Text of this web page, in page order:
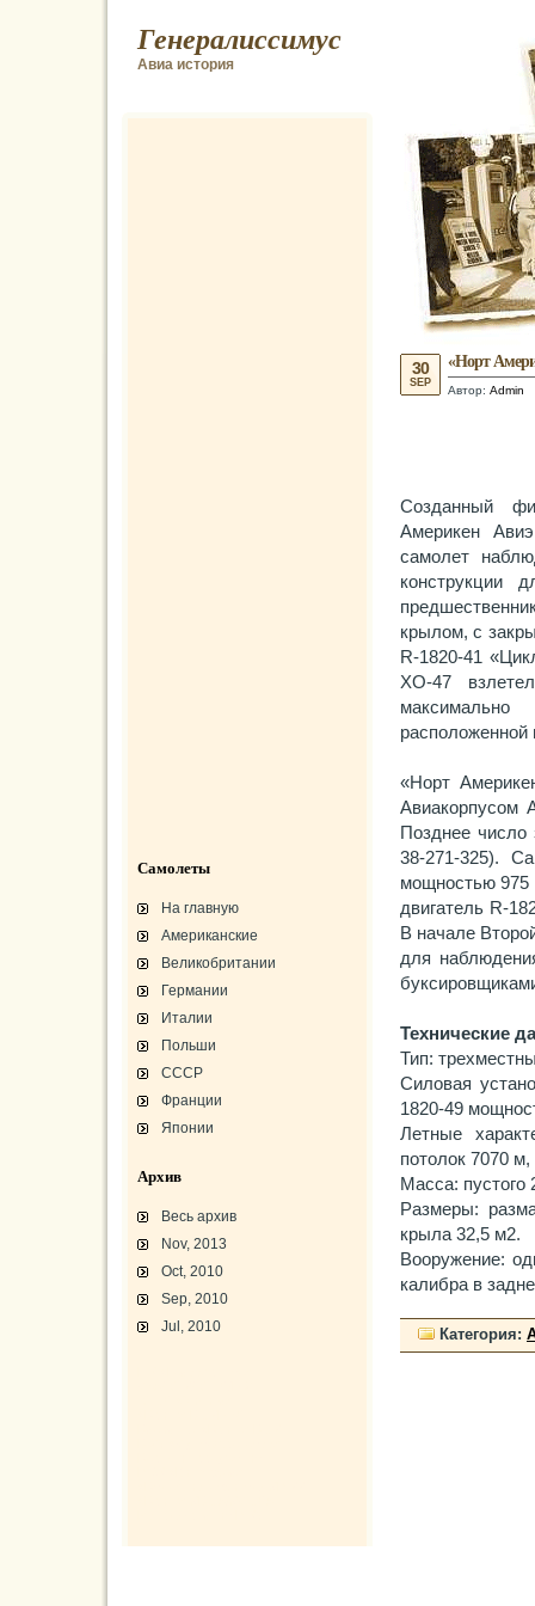
Генералиссимус
Авиа история
«Норт
Автор: Admin
30
SEP
Созданный
Америкен
самолет
конструкции
крылом, с
R-1820-41
ХО-47
«Норт
Авиакорпусом
Позднее число
38-271-325).
мощностью 975
двигатель R-
В начале
для
Технические
Тип:
Силовая
1820-49
Летные
потолок 7070
Масса: пустого
Размеры:
крыла 32,5 м2.
Вооружение:
калибра в
Категория:
Самолеты
На главную
Американские
Великобритании
Германии
Италии
Польши
СССР
Франции
Японии
Архив
Весь архив
Nov, 2013
Oct, 2010
Sep, 2010
Jul, 2010